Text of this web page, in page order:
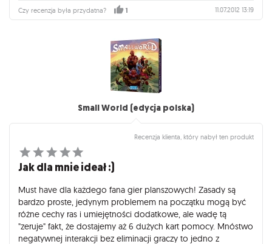
Czy recenzja była przydatna? 1 11.07.2012 13:19
Small World (edycja polska)
Recenzja klienta, który nabył ten produkt
Jak dla mnie ideał :)
Must have dla każdego fana gier planszowych! Zasady są
bardzo proste, jedynym problemem na początku mogą być
różne cechy ras i umiejętności dodatkowe, ale wadę tą
"zeruje" fakt, że dostajemy aż 6 dużych kart pomocy. Mnóstwo
negatywnej interakcji bez eliminacji graczy to jedno z